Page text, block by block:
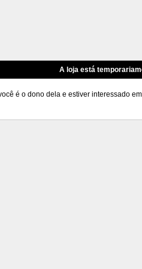
A loja está
é o dono dela e estiver interessado